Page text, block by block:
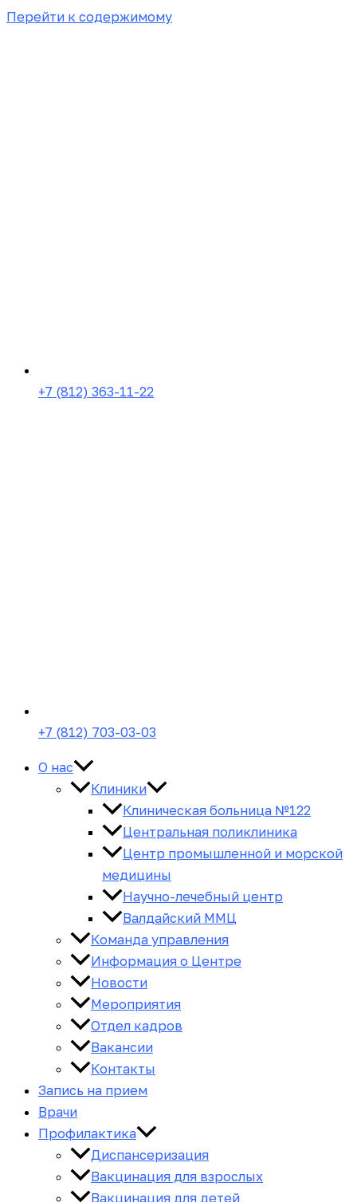
Перейти к содержимому
+7 (812) 363-11-22
+7 (812) 703-03-03
О нас
Клиники
Клиническая больница №122
Центральная поликлиника
Центр промышленной и морской
медицины
Научно-лечебный центр
Валдайский ММЦ
Команда управления
Информация о Центре
Новости
Мероприятия
Отдел кадров
Вакансии
Контакты
Запись на прием
Врачи
Профилактика
Диспансеризация
Вакцинация для взрослых
Вакцинация для детей